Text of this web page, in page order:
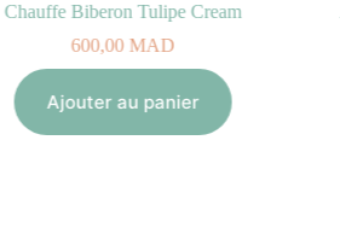
Chauffe Biberon Tulipe Cream
600,00MAD
Ajouter au panier